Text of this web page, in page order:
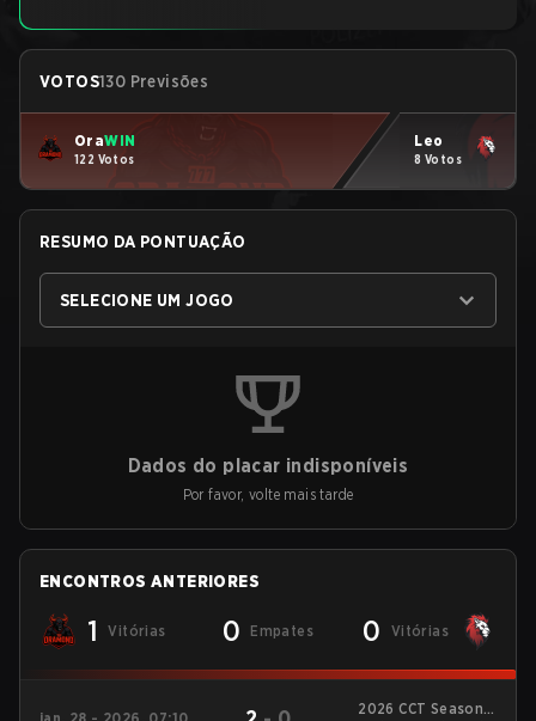
VOTOS130 Previsões
OraWIN
122 Votos
Leo
8 Votos
RESUMO DA PONTUAÇÃO
SELECIONE UM JOGO
Dados do placar indisponíveis
Por favor, volte mais tarde
ENCONTROS ANTERIORES
1 Vitórias 0 Empates 0 Vitórias
2026 CCT Season 3